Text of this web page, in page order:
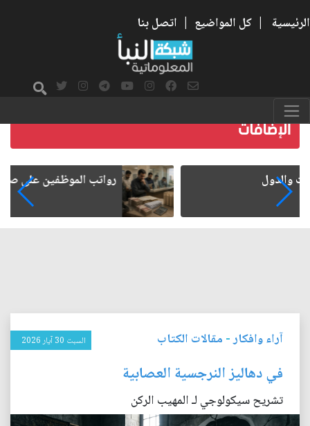
الرئيسية | كل المواضيع | اتصل بنا
رواتب الموظفين على صفيح ساخن
آراء وافكار- مقالات الكتاب السبت 30 آيار 2026
في دهاليز النرجسية العصابية
تشريح سيكولوجي لـ المهيب الركن